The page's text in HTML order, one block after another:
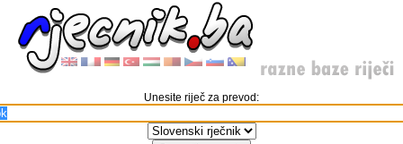
Unesite riječ za prevod: